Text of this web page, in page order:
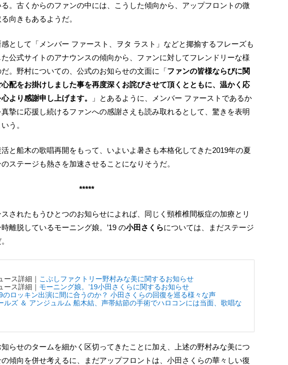
。古くからのファンの中には、こうした傾向から、アップフロントの微
向きもあるようだ。
公式サイトのアナウンスの傾向から、ファンに対してフレンドリーな様
。野村についての、公式のお知らせの文面に「ファンの皆様ならびに関
配をお掛けしました事を再度深くお詫びさせて頂くとともに、温かく応
より感謝申し上げます。
」とあるように、メンバー ファーストであるか
摯に応援し続けるファンへの感謝さえも読み取れるとして、驚きを表明
う。
ステージも熱さを加速させることになりそうだ。
*****
離脱しているモーニング娘。’19 の小田さくらについては、まだステージ
ス詳細｜ こぶしファクトリー野村みな美に関するお知らせ
ス詳細｜ モーニング娘。’19小田さくらに関するお知らせ
のロッキン出演に間に合うのか？ 小田さくらの回復を巡る様々な声
ルズ ＆ アンジュルム 船木結、声帯結節の手術でハロコンには当面、歌唱な
傾向を併せ考えるに、まだアップフロントは、小田さくらの華々しい復